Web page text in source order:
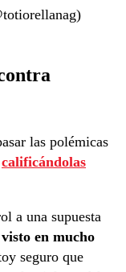
las polémicas
calificándolas
a una supuesta
en mucho
seguro que